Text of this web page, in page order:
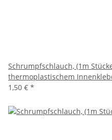
Schrumpfschlauch, (1m
thermoplastischem
1,50 € *